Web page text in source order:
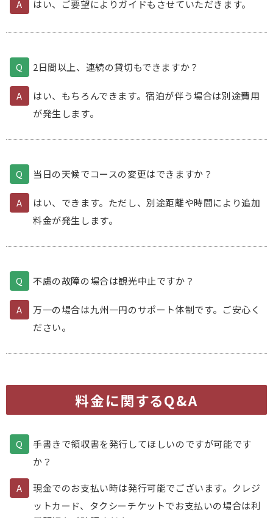
はい、ご要望によりガイドもさせていただきます。
2日間以上、連続の貸切もできますか？
はい、もちろんできます。宿泊が伴う場合は別途費用
が発生します。
当日の天候でコースの変更はできますか？
はい、できます。ただし、別途距離や時間により追加
料金が発生します。
不慮の故障の場合は観光中止ですか？
万一の場合は九州一円のサポート体制です。ご安心く
ださい。
料金に関するQ&A
手書きで領収書を発行してほしいのですが可能です
か？
現金でのお支払い時は発行可能でございます。クレジ
ットカード、タクシーチケットでお支払いの場合は利